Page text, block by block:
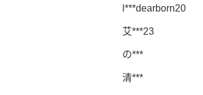
l***dearborn20
艾***23
の***
清***